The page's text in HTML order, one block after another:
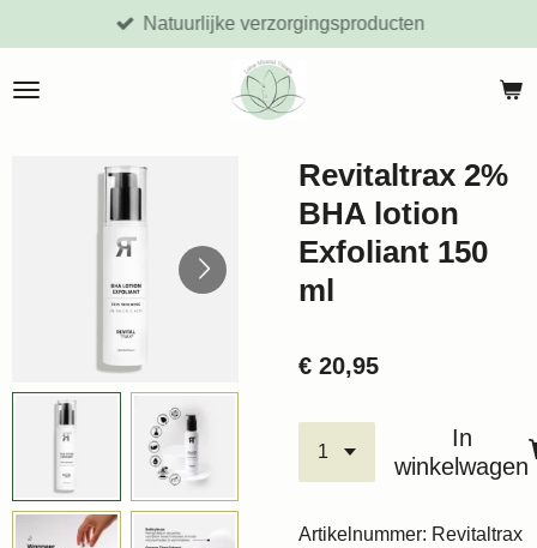
direct
naar
Natuurlijke verzorgingsproducten
Revitaltrax 2%
BHA lotion
Exfoliant 150
ml
€ 20,95
In
winkelwagen
Artikelnummer: Revitaltrax